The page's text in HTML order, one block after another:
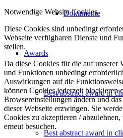
Dokumente
Awards
Best abstract award in
Best abstract award in
Notwendige Website Cookies
Diese Cookies sind unbedingt
Webseite verfügbaren Dienste und
stellen.
Da diese Cookies für die auf unserer
und Funktionen unbedingt
Auswirkungen auf die
können Cookies jederzeit blockieren
Browsereinstellungen ändern und
dieser Webseite erzwingen. Sie
Cookies zu akzeptieren /
erneut besuchen.